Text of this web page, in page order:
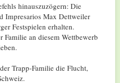
hinauszuzögern: Die
Impresarios Max Dettweiler
Festspielen erhalten.
an diesem Wettbewerb
Trapp-Familie die Flucht,